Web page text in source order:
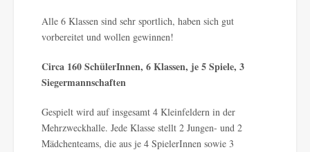
Alle 6 Klassen sind sehr sportlich, haben sich gut
vorbereitet und wollen gewinnen!
Circa 160 SchülerInnen, 6 Klassen, je 5 Spiele, 3
Siegermannschaften
Gespielt wird auf insgesamt 4 Kleinfeldern in der
Mehrzweckhalle. Jede Klasse stellt 2 Jungen- und 2
Mädchenteams, die aus je 4 SpielerInnen sowie 3